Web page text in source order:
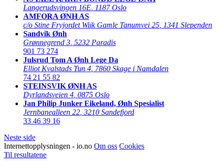
Langerudsvingen 16E 1187 Oslo
AMFORA ØNH AS
c/o Stine Fryjordet Wiik Gamle Tanumvei 25 1341 Slependen
Sandvik Ønh
Grønnegrend 3 5232 Paradis
901 73 274
Julsrud Tom A Ønh Lege Da
Elliot Kvalstads Tun 4 7860 Skage i Namdalen
74 21 55 82
STEINSVIK ØNH AS
Dyrlandsveien 4 0875 Oslo
Jan Philip Junker Eikeland, Ønh Spesialist
Jernbanealleen 22 3210 Sandefjord
33 46 39 16
Neste side
Internettopplysningen - io.no Om oss Cookies
Til resultatene